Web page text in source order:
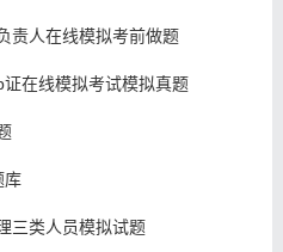
责人在线模拟考前做题
在线模拟考试模拟真题
库
三类人员模拟试题